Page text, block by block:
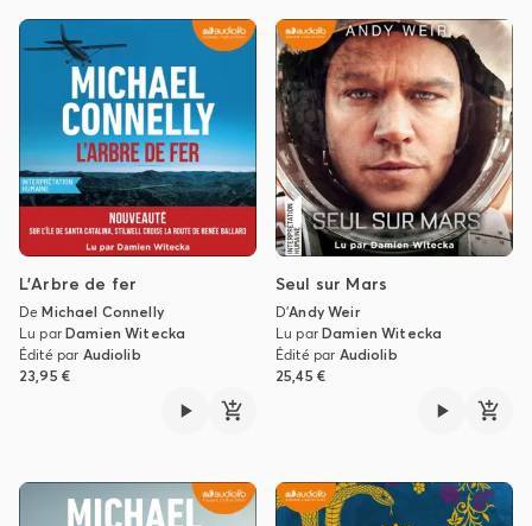
L'Arbre de fer
DeMichael Connelly
Lu parDamien Witecka
Édité par Audiolib
23,95 €
Seul sur Mars
D'Andy Weir
Lu parDamien Witecka
Édité par Audiolib
25,45 €